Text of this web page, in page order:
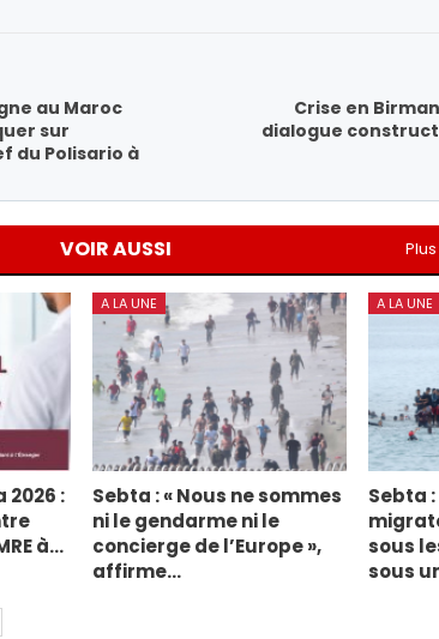
au Maroc
sur
du Polisario à
Crise en
dialogue
VOIR AUSSI
2026 :
à…
A LA UNE
Sebta : « Nous ne sommes
ni le gendarme ni le
concierge de l’Europe »,
affirme…
A LA UNE
Sebta
sous
sous